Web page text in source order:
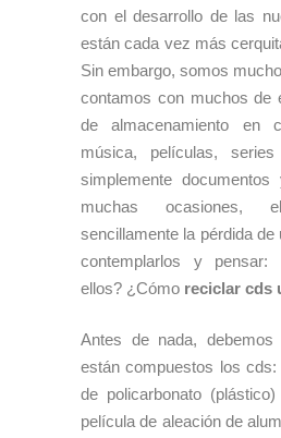
con el desarrollo de las
están cada vez más
Sin embargo, somos
contamos con muchos de
de almacenamiento en
música, películas,
simplemente
muchas ocasiones,
sencillamente la pérdida de
contemplarlos y
ellos? ¿Cómo reciclar cds
Antes de nada,
están compuestos los
de policarbonato
película de aleación de